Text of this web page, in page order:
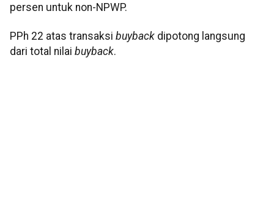
persen untuk non-NPWP.
PPh 22 atas transaksi buyback dipotong langsung
dari total nilai buyback.